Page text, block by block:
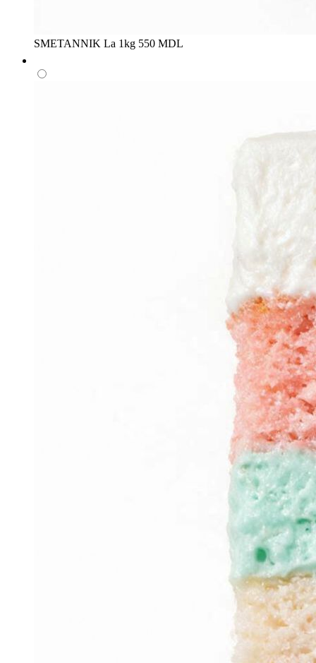
SMETANNIK La 1kg 550 MDL